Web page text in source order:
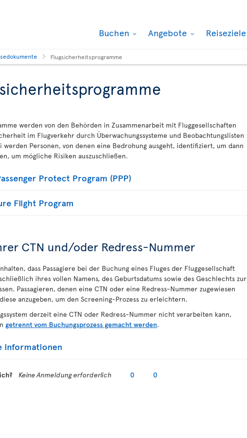
Buchen Angebote Reiseziele
Flugsicherheitsprogramme
werden von den Behörden in Zusammenarbeit mit Fluggesellschaften
im Flugverkehr durch Überwachungssysteme und Beobachtungslisten
werden Personen, von denen eine Bedrohung ausgeht, identifiziert, um dann
um mögliche Risiken auszuschließen.
Protect Program (PPP)
Flight Program
CTN und/oder Redress-Nummer
dass Passagiere bei der Buchung eines Fluges der Fluggesellschaft
ihres vollen Namens, des Geburtsdatums sowie des Geschlechts zur
Passagieren, denen eine CTN oder eine Redress-Nummer zugewiesen
anzugeben, um den Screening-Prozess zu erleichtern.
derzeit eine CTN oder Redress-Nummer nicht verarbeiten kann,
getrennt vom Buchungsprozess gemacht werden.
Informationen
Keine Anmeldung erforderlich 0 0